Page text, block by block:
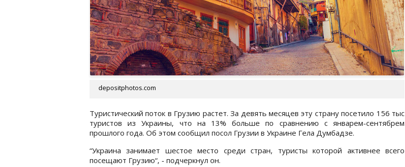
depositphotos.com
Туристический поток в Грузию растет. За девять месяцев эту страну посетило 156 тыс
туристов из Украины, что на 13% больше по сравнению с январем-сентябрем
прошлого года. Об этом сообщил посол Грузии в Украине Гела Думбадзе.
“Украина занимает шестое место среди стран, туристы которой активнее всего
посещают Грузию“, - подчеркнул он.